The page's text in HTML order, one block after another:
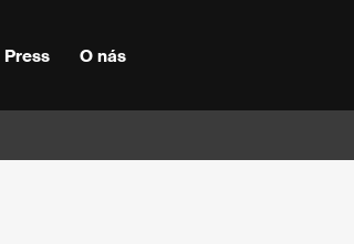
Press O nás